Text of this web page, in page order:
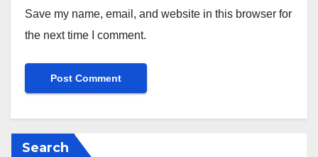
Save my name, email, and website in this browser for
the next time I comment.
Search